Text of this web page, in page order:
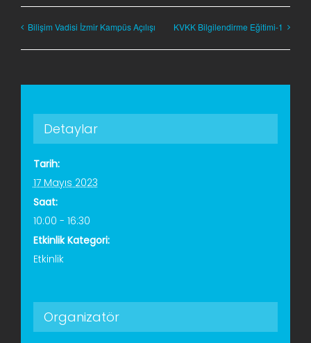
Bilişim Vadisi İzmir Kampüs Açılışı KVKK Bilgilendirme Eğitimi-1
Detaylar
Tarih:
17 Mayıs 2023
Saat:
10:00 - 16:30
Etkinlik Kategori:
Etkinlik
Organizatör